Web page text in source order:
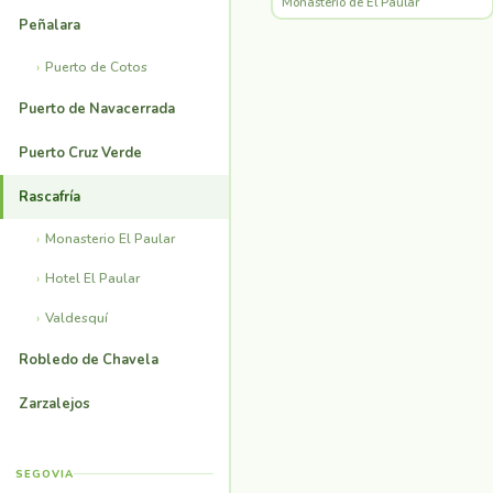
Peñalara
Puerto de Cotos
Puerto de Navacerrada
Puerto Cruz Verde
Rascafría
Monasterio El Paular
Hotel El Paular
Valdesquí
Robledo de Chavela
Zarzalejos
SEGOVIA